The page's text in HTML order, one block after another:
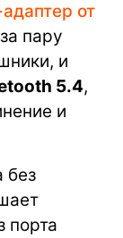
от
пару
и
5.4,
и
без
порта